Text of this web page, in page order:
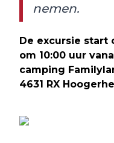
nemen.
De excursie start
om 10:00 uur
camping
4631 RX